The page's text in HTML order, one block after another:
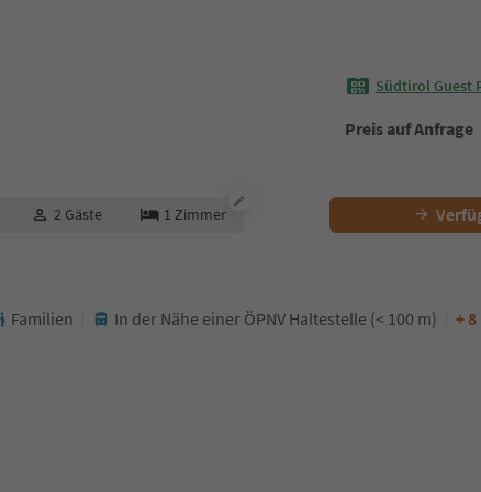
Südtirol Guest
Preis auf Anfrage
2 Gäste 1 Zimmer
Familien In der Nähe einer ÖPNV Haltestelle (< 100 m) +